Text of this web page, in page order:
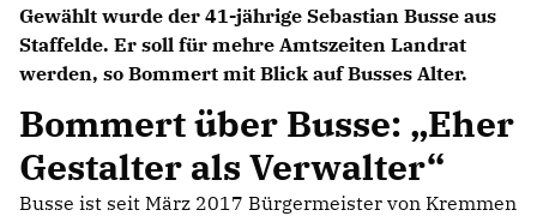
Gewählt wurde der 41-jährige Sebastian Busse aus
Staffelde. Er soll für mehre Amtszeiten Landrat
werden, so Bommert mit Blick auf Busses Alter.
Bommert über Busse: „Eher
Gestalter als Verwalter“
Busse ist seit März 2017 Bürgermeister von Kremmen